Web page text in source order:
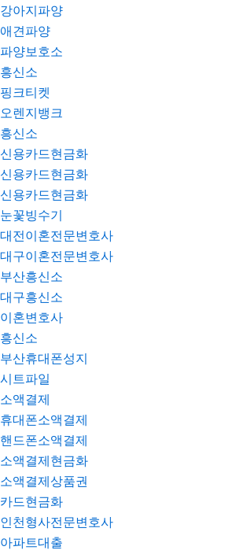
강아지파양
애견파양
파양보호소
흥신소
핑크티켓
오렌지뱅크
흥신소
신용카드현금화
신용카드현금화
신용카드현금화
눈꽃빙수기
대전이혼전문변호사
대구이혼전문변호사
부산흥신소
대구흥신소
이혼변호사
흥신소
부산휴대폰성지
시트파일
소액결제
휴대폰소액결제
핸드폰소액결제
소액결제현금화
소액결제상품권
카드현금화
인천형사전문변호사
아파트대출